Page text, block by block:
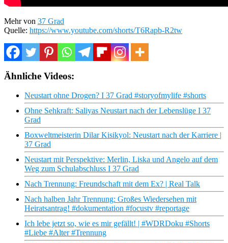
Mehr von 37 Grad
Quelle: https://www.youtube.com/shorts/T6Rapb-R2tw
Ähnliche Videos:
Neustart ohne Drogen? I 37 Grad #storyofmylife #shorts
Ohne Sehkraft: Saliyas Neustart nach der Lebenslüge I 37
Grad
Boxweltmeisterin Dilar Kisikyol: Neustart nach der Karriere |
37 Grad
Neustart mit Perspektive: Merlin, Liska und Angelo auf dem
Weg zum Schulabschluss I 37 Grad
Nach Trennung: Freundschaft mit dem Ex? | Real Talk
Nach halben Jahr Trennung: Großes Wiedersehen mit
Heiratsantrag! #dokumentation #focustv #reportage
Ich lebe jetzt so, wie es mir gefällt! | #WDRDoku #Shorts
#Liebe #Alter #Trennung